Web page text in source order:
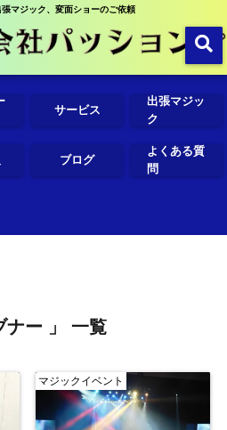
マジック、変面ショーのご依頼
サービス
出張マジッ
ク
ブログ
よくある質
問
ナー 」 一覧
マジックイベント